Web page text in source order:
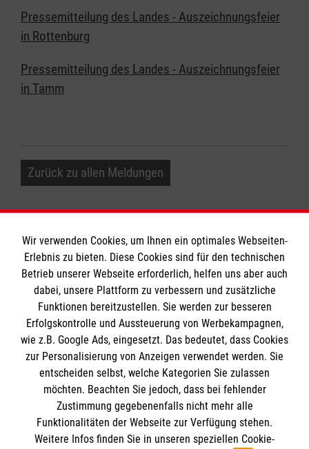
Pressemitteilung des Landes - Auszeichnungsfeier
in Rottenburg
Pressemitteilung des Landes - Auszeichnungsfeier
in Tamm
Zurück zu allen Meldungen
Informationen
Impressum
Datenschutz
Barrierefreiheit
Kontakt
Die Malteser
Malteser in Deutschland
Malteserorden
Sharepoint
Spendenkonto
Wir verwenden Cookies, um Ihnen ein optimales Webseiten-
Erlebnis zu bieten. Diese Cookies sind für den technischen
Betrieb unserer Webseite erforderlich, helfen uns aber auch
dabei, unsere Plattform zu verbessern und zusätzliche
Funktionen bereitzustellen. Sie werden zur besseren
Erfolgskontrolle und Aussteuerung von Werbekampagnen,
wie z.B. Google Ads, eingesetzt. Das bedeutet, dass Cookies
zur Personalisierung von Anzeigen verwendet werden. Sie
entscheiden selbst, welche Kategorien Sie zulassen
möchten. Beachten Sie jedoch, dass bei fehlender
Zustimmung gegebenenfalls nicht mehr alle
Funktionalitäten der Webseite zur Verfügung stehen.
Weitere Infos finden Sie in unseren speziellen Cookie-